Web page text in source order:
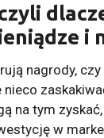
i
nagrody,
nieco
na tym
w